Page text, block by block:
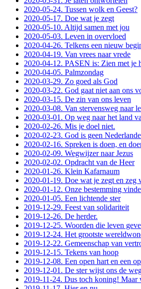
2020-05-24. Tussen wolk en Geest?
2020-05-17. Doe wat je zegt
2020-05-10. Altijd samen met jou
2020-05-03. Leven in overvloed
2020-04-26. Telkens een nieuw
2020-04-19. Van vrees naar vrede
2020-04-12. PASEN is: Zien met je
2020-04-05. Palmzondag
2020-03-29. Zo goed als God
2020-03-22. God gaat niet aan ons
2020-03-15. De zin van ons leven
2020-03-08. Van stervensweg naar
2020-03-01. Op weg naar het land
2020-02-26. Mis je doel niet.
2020-02-23. God is geen
2020-02-16. Spreken is doen, en
2020-02-09. Wegwijzer naar Jezus
2020-02-02. Opdracht van de Heer
2020-01-26. Klein Kafarnaum
2020-01-19. Doe wat je zegt en zeg
2020-01-12. Onze bestemming
2020-01-05. Een lichtende ster
2019-12-29. Feest van solidariteit
2019-12-26. De herder.
2019-12-25. Woorden die leven
2019-12-24. Het grootste
2019-12-22. Gemeenschap van
2019-12-15. Tekens van hoop
2019-12-08. Een open hart en een
2019-12-01. De ster wijst ons de
2019-11-24. Dus toch koning! Maar